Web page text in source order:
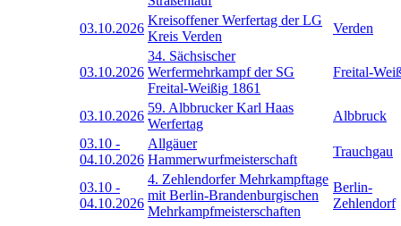
03.10.2026
Kreisoffener Werfertag der LG
Kreis Verden
Verden
03.10.2026
34. Sächsischer
Werfermehrkampf der SG
Freital-Weißig 1861
Freital-
03.10.2026
59. Albbrucker Karl Haas
Werfertag
Albbruck
03.10 -
04.10.2026
Allgäuer
Hammerwurfmeisterschaft
Trauchgau
03.10 -
04.10.2026
4. Zehlendorfer Mehrkampftage
mit Berlin-Brandenburgischen
Mehrkampfmeisterschaften
Berlin-
Zehlendorf